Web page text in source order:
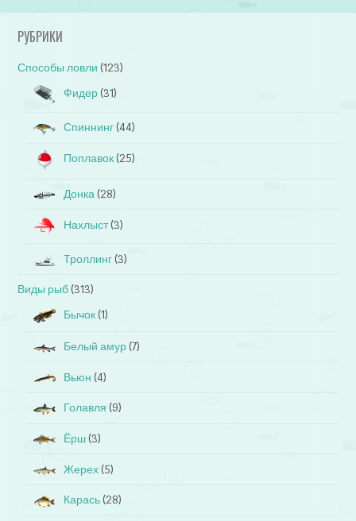
РУБРИКИ
Способы ловли (123)
Фидер (31)
Спиннинг (44)
Поплавок (25)
Донка (28)
Нахлыст(3)
Троллинг (3)
Виды рыб (313)
Бычок (1)
Белый амур (7)
Вьюн (4)
Голавля (9)
Ёрш (3)
Жерех (5)
Карась (28)